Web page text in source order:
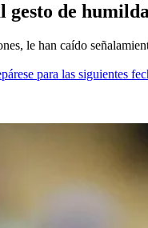
de
le han caído
para las siguientes